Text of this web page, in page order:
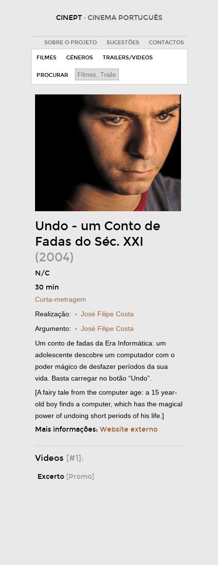
CINEPT · CINEMA PORTUGUÊS
SOBRE O PROJETO SUGESTÕES CONTACTOS
FILMES GÉNEROS TRAILERS/VIDEOS
PROCURAR
Undo - um Conto de
Fadas do Séc. XXI
(2004)
N/C
30 min
Curta-metragem
Realização: · José Filipe Costa
Argumento: · José Filipe Costa
Um conto de fadas da Era Informática: um
adolescente descobre um computador com o
poder mágico de desfazer períodos da sua
vida. Basta carregar no botão “Undo”.
[A fairy tale from the computer age: a 15 year-
old boy finds a computer, which has the magical
power of undoing short periods of his life.]
Mais informações: Website externo
Videos [#1]:
Excerto [Promo]